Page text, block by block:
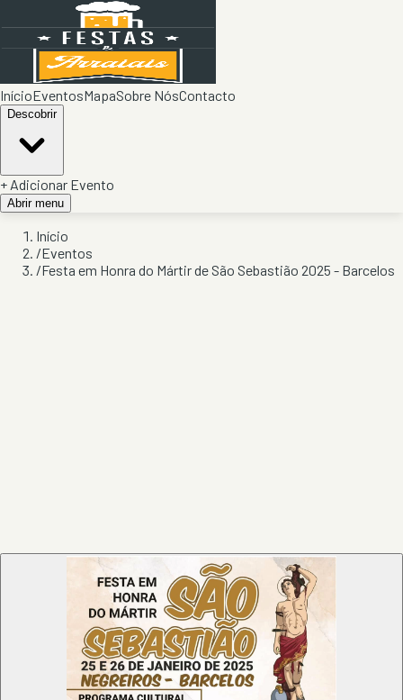
InícioEventosMapaSobre NósContacto
Descobrir
+ Adicionar Evento
Abrir menu
Início
/Eventos
/Festa em Honra do Mártir de São Sebastião 2025 - Barcelos